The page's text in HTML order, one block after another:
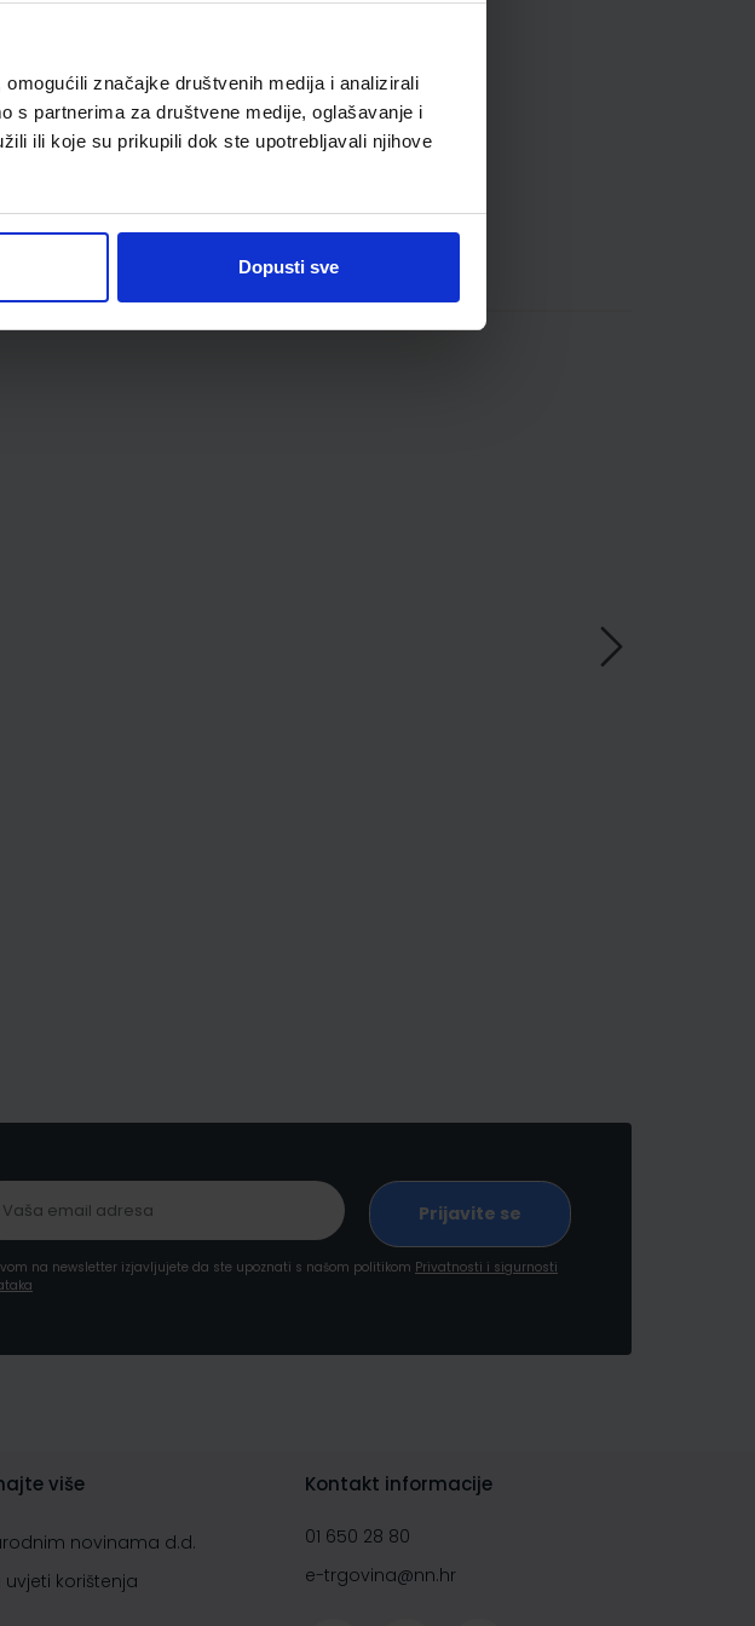
značajke društvenih medija i analizirali
s partnerima za društvene medije, oglašavanje i
ili koje su prikupili dok ste upotrebljavali njihove
Dopusti sve
na newsletter izjavljujete da ste upoznati s našom politikom Privatnosti i sigurnosti
više
novinama d.d.
uvjeti korištenja
Kontakt informacije
01 650 28 80
e-trgovina@nn.hr